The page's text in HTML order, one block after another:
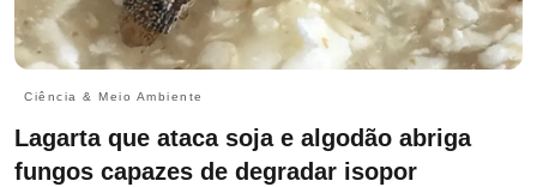
Ciência & Meio Ambiente
Lagarta que ataca soja e algodão abriga
fungos capazes de degradar isopor